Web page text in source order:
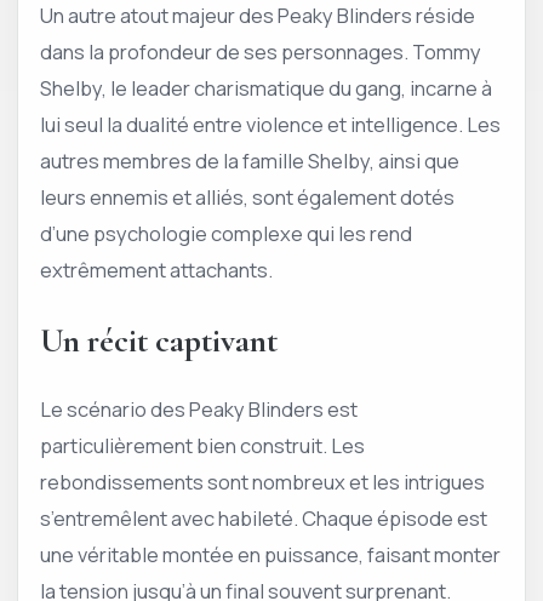
Un autre atout majeur des Peaky Blinders réside
dans la profondeur de ses personnages. Tommy
Shelby, le leader charismatique du gang, incarne à
lui seul la dualité entre violence et intelligence. Les
autres membres de la famille Shelby, ainsi que
leurs ennemis et alliés, sont également dotés
d’une psychologie complexe qui les rend
extrêmement attachants.
Un récit captivant
Le scénario des Peaky Blinders est
particulièrement bien construit. Les
rebondissements sont nombreux et les intrigues
s’entremêlent avec habileté. Chaque épisode est
une véritable montée en puissance, faisant monter
la tension jusqu’à un final souvent surprenant.